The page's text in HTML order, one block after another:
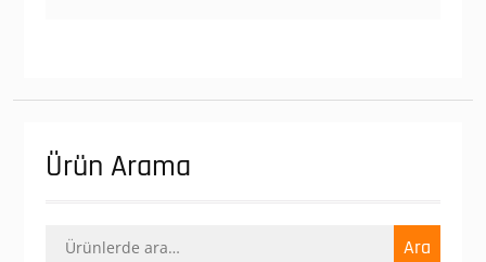
Ürün Arama
Ara: Ara